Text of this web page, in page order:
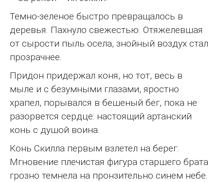
Темно-зеленое быстро превращалось в
деревья. Пахнуло свежестью. Отяжелевшая
от сырости пыль осела, знойный воздух стал
прозрачнее.
Придон придержал коня, но тот, весь в
мыле и с безумными глазами, яростно
храпел, порывался в бешеный бег, пока не
разорвется сердце: настоящий артанский
конь с душой воина.
Конь Скилла первым взлетел на берег.
Мгновение плечистая фигура старшего брата
грозно темнела на пронзительно синем небе.